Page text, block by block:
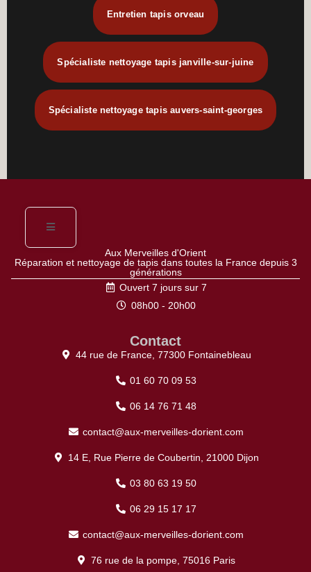
Entretien tapis orveau
Spécialiste nettoyage tapis janville-sur-juine
Spécialiste nettoyage tapis auvers-saint-georges
Aux Merveilles d'Orient
Réparation et nettoyage de tapis dans toutes la France depuis 3
générations
Ouvert 7 jours sur 7
08h00 - 20h00
Contact
44 rue de France, 77300 Fontainebleau
01 60 70 09 53
06 14 76 71 48
contact@aux-merveilles-dorient.com
14 E, Rue Pierre de Coubertin, 21000 Dijon
03 80 63 19 50
06 29 15 17 17
contact@aux-merveilles-dorient.com
76 rue de la pompe, 75016 Paris